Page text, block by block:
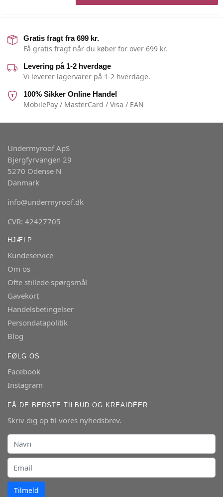
Gratis fragt fra 699 kr.
Få gratis fragt når du køber for over 699 kr.
Levering på 1-2 hverdage
Vi leverer lagervarer på 1-2 hverdage.
100% Sikker Online Handel
MobilePay / MasterCard / Visa / EAN
Undermyroof ApS
Bjergfyrvangen 29
5270 Odense N
Danmark
info@undermyroof.dk
CVR: 42427705
HJÆLP
Kundeservice
Om os
Ofte stillede spørgsmål
Gavekort
Handelsbetingelser
Persondatapolitik
Blog
FØLG OS
Facebook
Instagram
FÅ DE BEDSTE TILBUD OG KREAIDÉER
Skriv dig op til vores nyhedsbrev.
Tilmeld